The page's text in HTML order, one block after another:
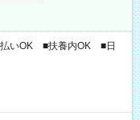
いOK ■扶養内OK ■日